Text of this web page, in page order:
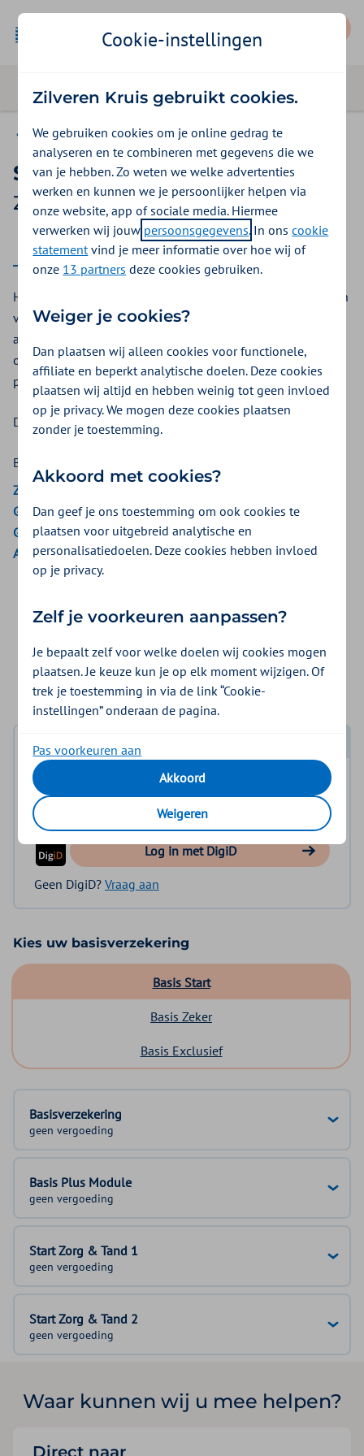
Basis Start
Slaapcursus
Zilveren Kruis vergoeding 2026
2026
Heeft u problemen met slapen? Bij Zilveren Kruis kunt u een
vergoeding voor een slaapcursus krijgen vanuit de
aanvullende verzekering. Via een online cursus van Somnio
of via het slaapprogramma van Somnox krijgt u
professioneel advies om beter te slapen.
Deze vergoeding komt uit de Gezond en Fitbundel.
Bekijk de vergoedingen van:
ZieZo
Gemeenten Optimaal
Gemeente Amsterdam
Aon Vitaal
Veelgestelde vraag
Wat kan ik zelf doen bij lichte mentale klachten,
zoals stress, piekeren of slaapproblemen?
Log in met DigiD
Log in en bekijk welke vergoeding en voorwaarden
voor u gelden.
Log in met DigiD
Geen DigiD? Vraag aan
Kies uw basisverzekering
Basis Start
Basis Zeker
Basis Exclusief
Basisverzekering
geen vergoeding
Basis Plus Module
geen vergoeding
Start Zorg & Tand 1
geen vergoeding
Start Zorg & Tand 2
geen vergoeding
Waar kunnen wij u mee helpen?
Cookie-instellingen
Zilveren Kruis gebruikt cookies.
We gebruiken cookies om je online gedrag te
analyseren en te combineren met gegevens die we
van je hebben. Zo weten we welke advertenties
werken en kunnen we je persoonlijker helpen via
onze website, app of sociale media. Hiermee
verwerken wij jouw persoonsgegevens. In onscookie
statementvind je meer informatie over hoe wij of
onze 13 partners deze cookies gebruiken.
Weiger je cookies?
Dan plaatsen wij alleen cookies voor functionele,
affiliate en beperkt analytische doelen. Deze cookies
plaatsen wij altijd en hebben weinig tot geen invloed
op je privacy. We mogen deze cookies plaatsen
zonder je toestemming.
Akkoord met cookies?
Dan geef je ons toestemming om ook cookies te
plaatsen voor uitgebreid analytische en
personalisatiedoelen. Deze cookies hebben invloed
op je privacy.
Zelf je voorkeuren aanpassen?
Je bepaalt zelf voor welke doelen wij cookies mogen
plaatsen. Je keuze kun je op elk moment wijzigen. Of
trek je toestemming in via de link “Cookie-
instellingen” onderaan de pagina.
Pas voorkeuren aan
Akkoord
Weigeren